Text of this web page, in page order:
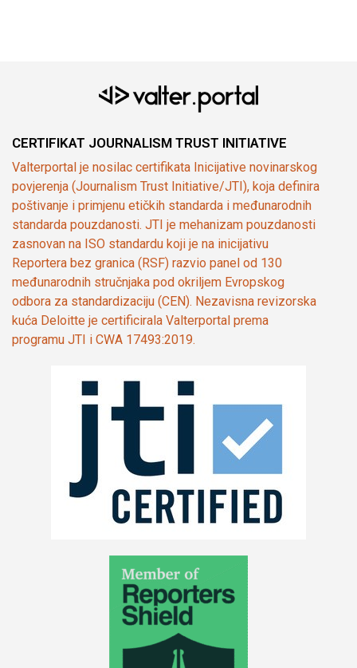
CERTIFIKAT JOURNALISM TRUST INITIATIVE
Valterportal je nosilac certifikata Inicijative novinarskog
povjerenja (Journalism Trust Initiative/JTI), koja definira
poštivanje i primjenu etičkih standarda i međunarodnih
standarda pouzdanosti. JTI je mehanizam pouzdanosti
zasnovan na ISO standardu koji je na inicijativu
Reportera bez granica (RSF) razvio panel od 130
međunarodnih stručnjaka pod okriljem Evropskog
odbora za standardizaciju (CEN). Nezavisna revizorska
kuća Deloitte je certificirala Valterportal prema
programu JTI i CWA 17493:2019.